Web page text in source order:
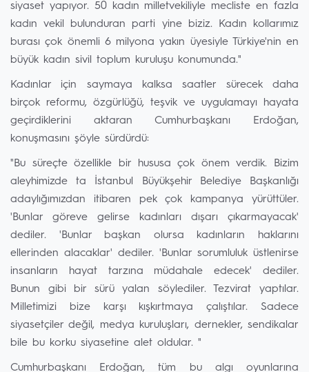
siyaset yapıyor. 50 kadın milletvekiliyle mecliste en fazla
kadın vekil bulunduran parti yine biziz. Kadın kollarımız
burası çok önemli 6 milyona yakın üyesiyle Türkiye'nin en
büyük kadın sivil toplum kuruluşu konumunda."
Kadınlar için saymaya kalksa saatler sürecek daha
birçok reformu, özgürlüğü, teşvik ve uygulamayı hayata
geçirdiklerini aktaran Cumhurbaşkanı Erdoğan,
konuşmasını şöyle sürdürdü:
"Bu süreçte özellikle bir hususa çok önem verdik. Bizim
aleyhimizde ta İstanbul Büyükşehir Belediye Başkanlığı
adaylığımızdan itibaren pek çok kampanya yürüttüler.
'Bunlar göreve gelirse kadınları dışarı çıkarmayacak'
dediler. 'Bunlar başkan olursa kadınların haklarını
ellerinden alacaklar' dediler. 'Bunlar sorumluluk üstlenirse
insanların hayat tarzına müdahale edecek' dediler.
Bunun gibi bir sürü yalan söylediler. Tezvirat yaptılar.
Milletimizi bize karşı kışkırtmaya çalıştılar. Sadece
siyasetçiler değil, medya kuruluşları, dernekler, sendikalar
bile bu korku siyasetine alet oldular. "
Cumhurbaşkanı Erdoğan, tüm bu algı oyunlarına